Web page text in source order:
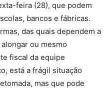
feira (28), que podem
bancos e fábricas.
das quais dependem a
ou mesmo
fiscal da equipe
está a frágil situação
mas que pode